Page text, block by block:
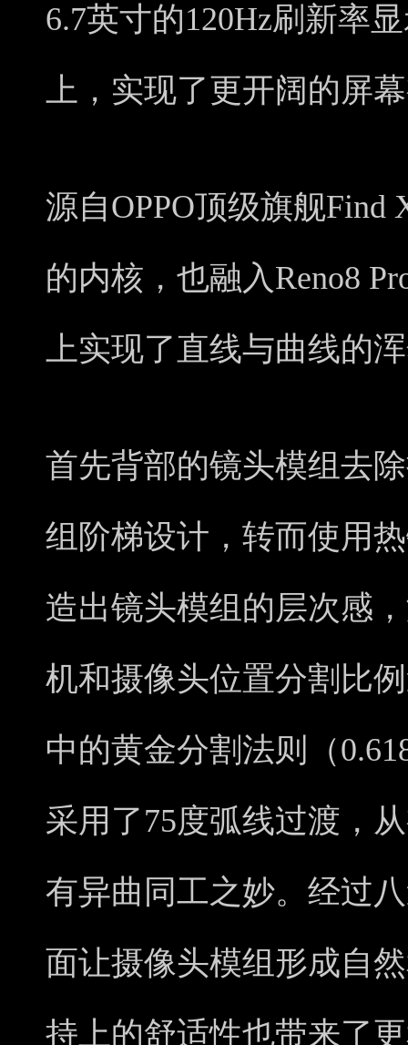
6.7英寸的120Hz刷新率
上，实现了更开阔的屏
源自OPPO顶级旗舰
的内核，也融入Reno8
上实现了直线与曲线的
首先背部的镜头模组去
组阶梯设计，转而使用
造出镜头模组的层次感
机和摄像头位置分割比
中的黄金分割法则（
采用了75度弧线过渡，
有异曲同工之妙。经过
面让摄像头模组形成自
持上的舒适性也带来了